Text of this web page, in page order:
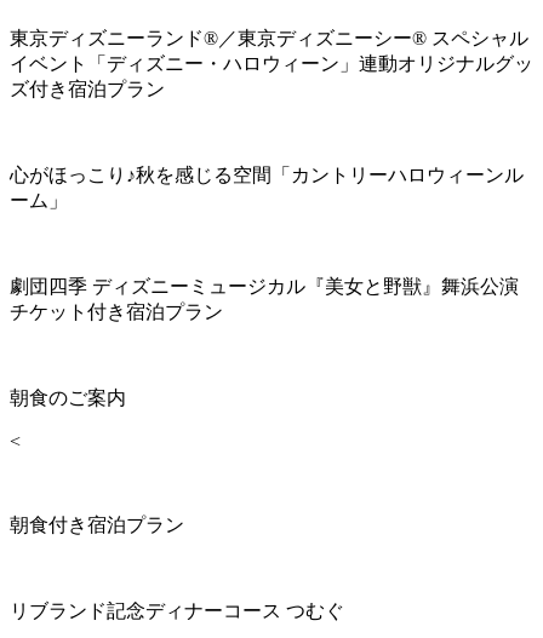
東京ディズニーランド®／東京ディズニーシー® スペシャル
イベント「ディズニー・ハロウィーン」連動オリジナルグッ
ズ付き宿泊プラン
心がほっこり♪秋を感じる空間「カントリーハロウィーンル
ーム」
劇団四季 ディズニーミュージカル『美女と野獣』舞浜公演
チケット付き宿泊プラン
朝食のご案内
<
朝食付き宿泊プラン
リブランド記念ディナーコース つむぐ